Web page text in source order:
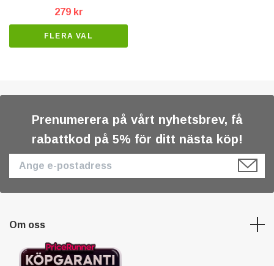
279 kr
FLERA VAL
Prenumerera på vårt nyhetsbrev, få
rabattkod på 5% för ditt nästa köp!
Om oss